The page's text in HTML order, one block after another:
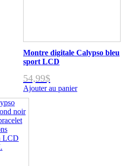
Montre digitale Calypso bleu
sport LCD
54,99$
Ajouter au panier